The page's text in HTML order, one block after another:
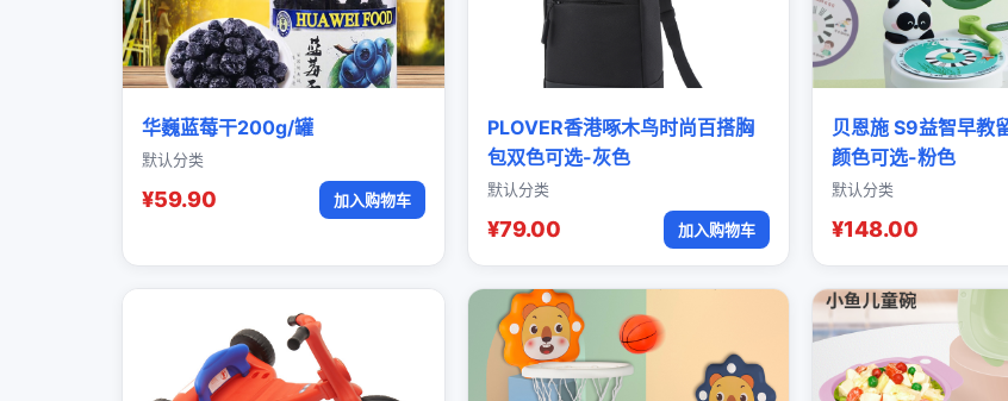
华巍蓝莓干200g/罐
默认分类
¥59.90 加入购物车
PLOVER香港啄木鸟时尚百搭胸
包双色可选-灰色
默认分类
¥79.00 加入购物车
贝恩施 S9益智早教
颜色可选-粉色
默认分类
¥148.00